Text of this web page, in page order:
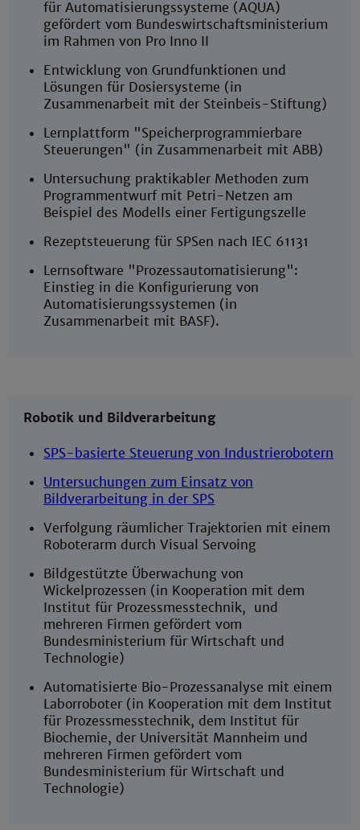
für Automatisierungssysteme (AQUA)
gefördert vom Bundeswirtschaftsministerium
im Rahmen von Pro Inno II
Entwicklung von Grundfunktionen und
Lösungen für Dosiersysteme (in
Zusammenarbeit mit der Steinbeis-Stiftung)
Lernplattform "Speicherprogrammierbare
Steuerungen" (in Zusammenarbeit mit ABB)
Untersuchung praktikabler Methoden zum
Programmentwurf mit Petri-Netzen am
Beispiel des Modells einer Fertigungszelle
Rezeptsteuerung für SPSen nach IEC 61131
Lernsoftware "Prozessautomatisierung":
Einstieg in die Konfigurierung von
Automatisierungssystemen (in
Zusammenarbeit mit BASF).
Robotik und Bildverarbeitung
SPS-basierte Steuerung von Industrierobotern
Untersuchungen zum Einsatz von
Bildverarbeitung in der SPS
Verfolgung räumlicher Trajektorien mit einem
Roboterarm durch Visual Servoing
Bildgestützte Überwachung von
Wickelprozessen (in Kooperation mit dem
Institut für Prozessmesstechnik, und
mehreren Firmen gefördert vom
Bundesministerium für Wirtschaft und
Technologie)
Automatisierte Bio-Prozessanalyse mit einem
Laborroboter (in Kooperation mit dem Institut
für Prozessmesstechnik, dem Institut für
Biochemie, der Universität Mannheim und
mehreren Firmen gefördert vom
Bundesministerium für Wirtschaft und
Technologie)